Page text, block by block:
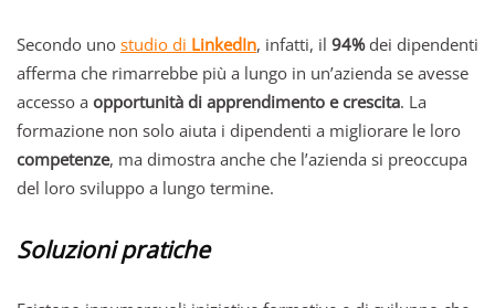
Secondo uno studio di LinkedIn, infatti, il 94%dei dipendenti
afferma che rimarrebbe più a lungo in un’azienda se avesse
accesso a opportunità di apprendimento e crescita. La
formazione non solo aiuta i dipendenti a migliorare le loro
competenze, ma dimostra anche che l’azienda si preoccupa
del loro sviluppo a lungo termine.
Soluzioni pratiche